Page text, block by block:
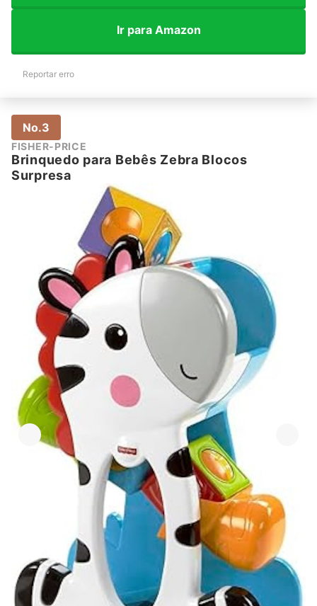
Ir para Amazon
Reportar erro
No.3
FISHER-PRICE
Brinquedo para Bebês Zebra Blocos
Surpresa